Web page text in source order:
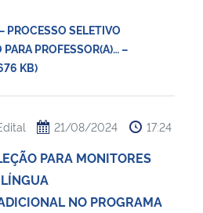
SELETIVO
PROFESSOR(A)… –
KB)
21/08/2024 17:24
PARA MONITORES
NO PROGRAMA